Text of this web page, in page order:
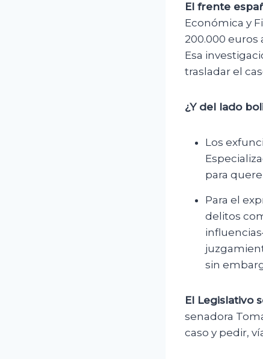
El frente
Económica y
200.000 euros
Esa
trasladar el
¿Y del lado
Los
para
Para el
delitos
sin
El Legislativo
senadora
caso y pedir,